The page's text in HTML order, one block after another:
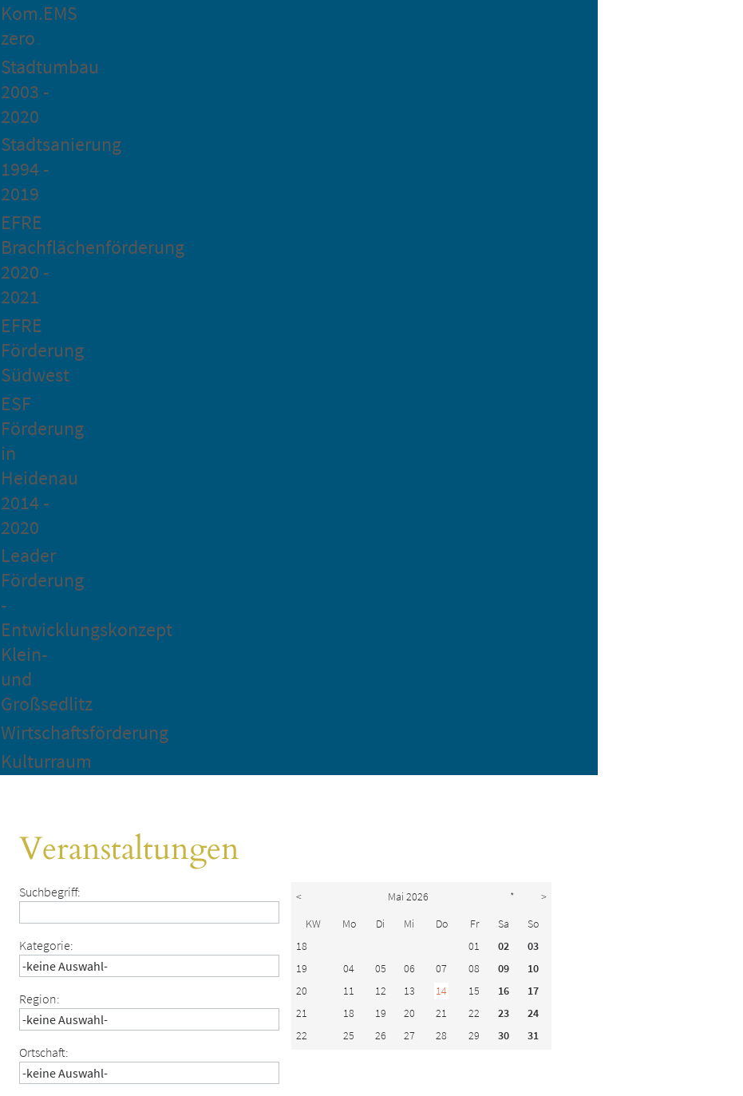
Kom.EMS
zero
Stadtumbau
2003 -
2020
Stadtsanierung
1994 -
2019
EFRE
Brachflächenförderung
2020 -
2021
EFRE
Förderung
Südwest
ESF
Förderung
in
Heidenau
2014 -
2020
Leader
Förderung
-
Entwicklungskonzept
Klein-
und
Großsedlitz
Wirtschaftsförderung
Kulturraum
Veranstaltungen
Suchbegriff:
Kategorie:
Region:
Ortschaft:
< Mai 2026 *
>
KW
Mo Di Mi Do Fr Sa
So
18
01 02
03
19
04 05 06 07 08 09
10
20
11 12 13 14 15 16
17
21
18 19 20 21 22 23
24
22
25 26 27 28 29 30 31